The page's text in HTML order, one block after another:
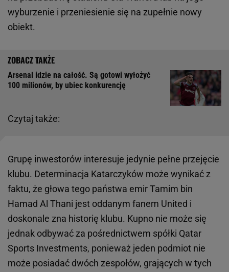
wyburzenie i przeniesienie się na zupełnie nowy
obiekt.
Czytaj także:
Arsenal idzie na całość. Są gotowi wyłożyć
100 milionów, by ubiec konkurencję
Grupę inwestorów interesuje jedynie pełne przejęcie
klubu. Determinacja Katarczyków może wynikać z
faktu, że głowa tego państwa emir Tamim bin
Hamad Al Thani jest oddanym fanem United i
doskonale zna historię klubu. Kupno nie może się
jednak odbywać za pośrednictwem spółki Qatar
Sports Investments, ponieważ jeden podmiot nie
może posiadać dwóch zespołów, grających w tych